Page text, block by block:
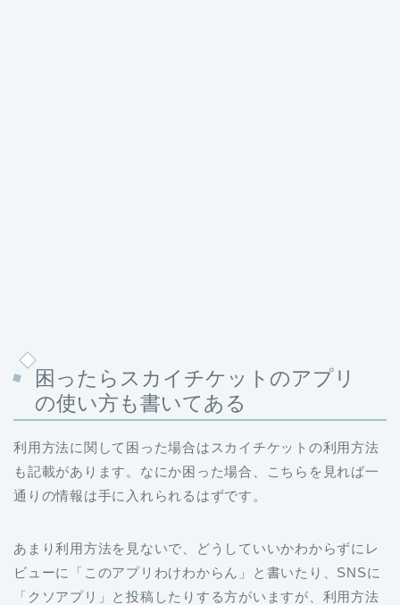
困ったらスカイチケットのアプリ
の使い方も書いてある
利用方法に関して困った場合はスカイチケットの利用方法
も記載があります。なにか困った場合、こちらを見れば一
通りの情報は手に入れられるはずです。
あまり利用方法を見ないで、どうしていいかわからずにレ
ビューに「このアプリわけわからん」と書いたり、SNSに
「クソアプリ」と投稿したりする方がいますが、利用方法